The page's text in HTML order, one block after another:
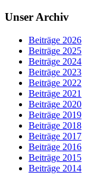
Unser Archiv
Beiträge 2026
Beiträge 2025
Beiträge 2024
Beiträge 2023
Beiträge 2022
Beiträge 2021
Beiträge 2020
Beiträge 2019
Beiträge 2018
Beiträge 2017
Beiträge 2016
Beiträge 2015
Beiträge 2014